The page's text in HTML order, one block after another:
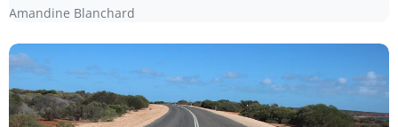
Amandine Blanchard